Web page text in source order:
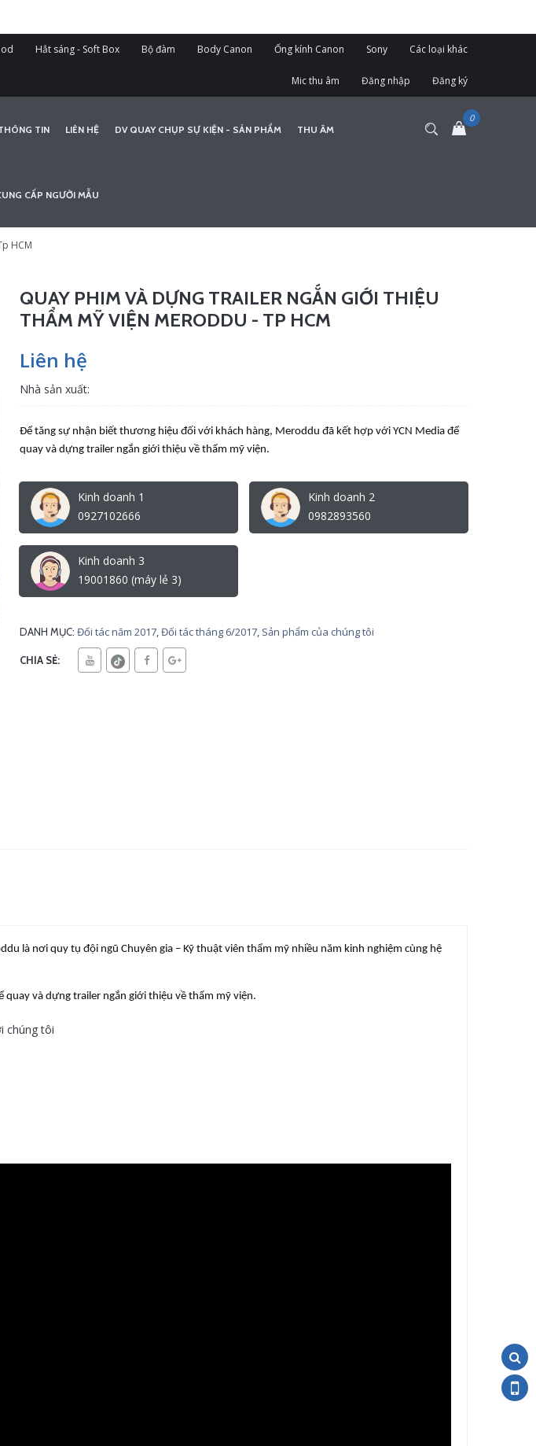
Hắt sáng - Soft Box Bộ đàm Body Canon Ống kính Canon Sony Các loại khác
Mic thu âm Đăng nhập Đăng ký
TIN LIÊN HỆ DV QUAY CHỤP SỰ KIỆN - SẢN PHẨM THU ÂM
CẤP NGƯỜI MẪU
HCM
QUAY PHIM VÀ DỰNG TRAILER NGẮN GIỚI THIỆU
THẨM MỸ VIỆN MERODDU - TP HCM
Liên hệ
Nhà sản xuất:
Để tăng sự nhận biết thương hiệu đối với khách hàng, Meroddu đã kết hợp với YCN Media để
quay và dựng trailer ngắn giới thiệu về thẩm mỹ viện.
Kinh doanh 1
0927102666
Kinh doanh 2
0982893560
Kinh doanh 3
19001860 (máy lẻ 3)
DANH MỤC: Đối tác năm 2017,Đối tác tháng 6/2017, Sản phẩm của chúng tôi
CHIA SẺ:
là nơi quy tụ đội ngũ Chuyên gia – Kỹ thuật viên thẩm mỹ nhiều năm kinh nghiệm cùng hệ
và dựng trailer ngắn giới thiệu về thẩm mỹ viện.
chúng tôi